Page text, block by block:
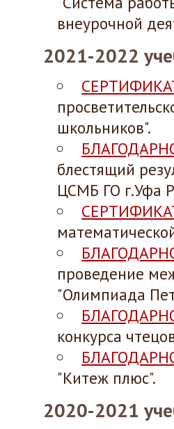
внеурочной
2021-2022
школьников".
блестящий
ЦСМБ ГО г.Уфа
проведение
"Олимпиада
конкурса
"Китеж плюс".
2020-2021